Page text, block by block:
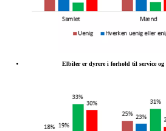
Elbiler er dyrere i forhold til service og